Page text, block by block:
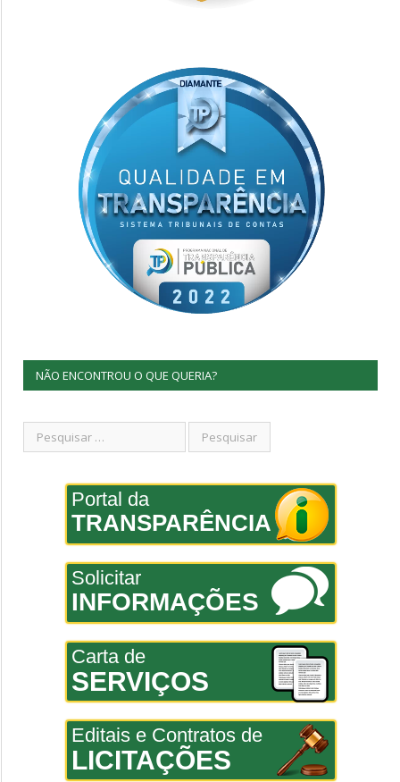
NÃO ENCONTROU O QUE QUERIA?
Portal da
TRANSPARÊNCIA
Solicitar
INFORMAÇÕES
Carta de
SERVIÇOS
Editais e Contratos de
LICITAÇÕES